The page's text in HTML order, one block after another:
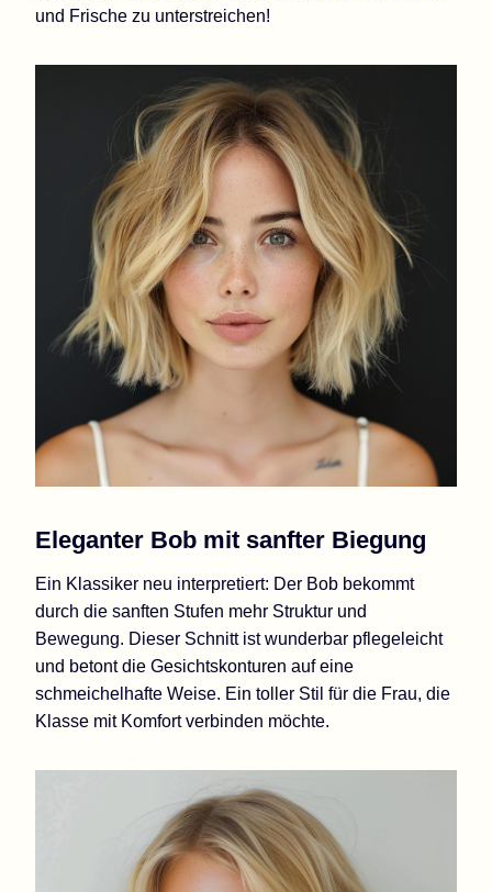
und Frische zu unterstreichen!
Eleganter Bob mit sanfter Biegung
Ein Klassiker neu interpretiert: Der Bob bekommt
durch die sanften Stufen mehr Struktur und
Bewegung. Dieser Schnitt ist wunderbar pflegeleicht
und betont die Gesichtskonturen auf eine
schmeichelhafte Weise. Ein toller Stil für die Frau, die
Klasse mit Komfort verbinden möchte.